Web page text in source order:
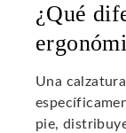
¿Qué
Una
pie,